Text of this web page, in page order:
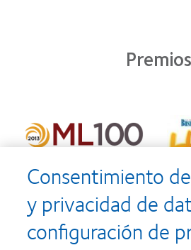
Premios
Consentimiento
y privacidad de
configuración de